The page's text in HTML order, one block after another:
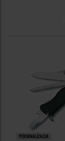
PERSONALIZACJA